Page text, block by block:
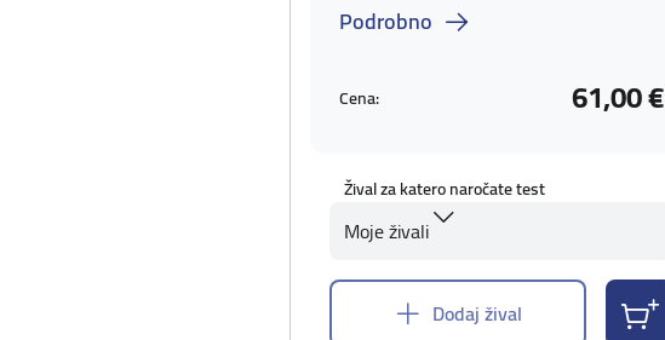
Podrobno
Cena: 61,00 €
Žival za katero naročate test
Moje živali
Dodaj žival